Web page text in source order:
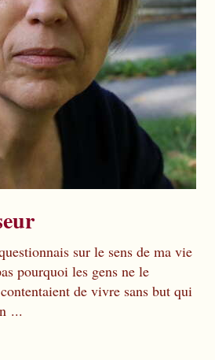
sur le sens de ma vie
pourquoi les gens ne le
de vivre sans but qui
...